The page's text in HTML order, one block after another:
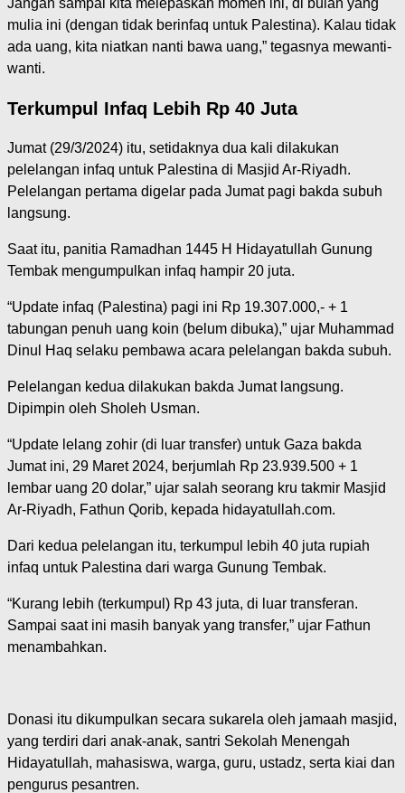
mulia ini (dengan tidak berinfaq untuk Palestina). Kalau tidak
ada uang, kita niatkan nanti bawa uang,” tegasnya mewanti-
wanti.
Terkumpul Infaq Lebih Rp 40 Juta
Jumat (29/3/2024) itu, setidaknya dua kali dilakukan
pelelangan infaq untuk Palestina di Masjid Ar-Riyadh.
Pelelangan pertama digelar pada Jumat pagi bakda subuh
langsung.
Saat itu, panitia Ramadhan 1445 H Hidayatullah Gunung
Tembak mengumpulkan infaq hampir 20 juta.
“Update infaq (Palestina) pagi ini Rp 19.307.000,- + 1
tabungan penuh uang koin (belum dibuka),” ujar Muhammad
Dinul Haq selaku pembawa acara pelelangan bakda subuh.
Pelelangan kedua dilakukan bakda Jumat langsung.
Dipimpin oleh Sholeh Usman.
“Update lelang zohir (di luar transfer) untuk Gaza bakda
Jumat ini, 29 Maret 2024, berjumlah Rp 23.939.500 + 1
lembar uang 20 dolar,” ujar salah seorang kru takmir Masjid
Ar-Riyadh, Fathun Qorib, kepada hidayatullah.com.
Dari kedua pelelangan itu, terkumpul lebih 40 juta rupiah
infaq untuk Palestina dari warga Gunung Tembak.
“Kurang lebih (terkumpul) Rp 43 juta, di luar transferan.
Sampai saat ini masih banyak yang transfer,” ujar Fathun
menambahkan.
Donasi itu dikumpulkan secara sukarela oleh jamaah masjid,
yang terdiri dari anak-anak, santri Sekolah Menengah
Hidayatullah, mahasiswa, warga, guru, ustadz, serta kiai dan
pengurus pesantren.